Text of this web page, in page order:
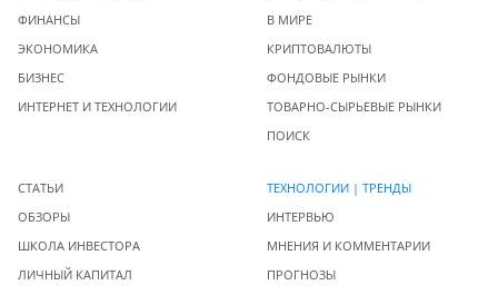
ФИНАНСЫ
ЭКОНОМИКА
БИЗНЕС
ИНТЕРНЕТ И ТЕХНОЛОГИИ
В МИРЕ
КРИПТОВАЛЮТЫ
ФОНДОВЫЕ РЫНКИ
ТОВАРНО-СЫРЬЕВЫЕ РЫНКИ
ПОИСК
СТАТЬИ
ОБЗОРЫ
ШКОЛА ИНВЕСТОРА
ЛИЧНЫЙ КАПИТАЛ
ТЕХНОЛОГИИ | ТРЕНДЫ
ИНТЕРВЬЮ
МНЕНИЯ И КОММЕНТАРИИ
ПРОГНОЗЫ